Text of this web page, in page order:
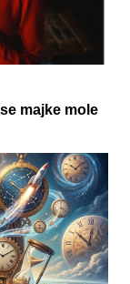
majke mole